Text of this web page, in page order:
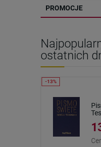
PROMOCJE
ostatnich